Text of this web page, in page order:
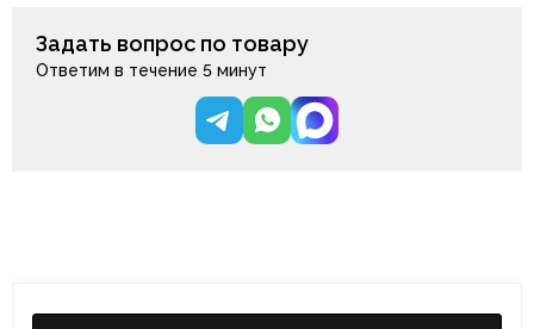
Задать вопрос по товару
Ответим в течение 5 минут